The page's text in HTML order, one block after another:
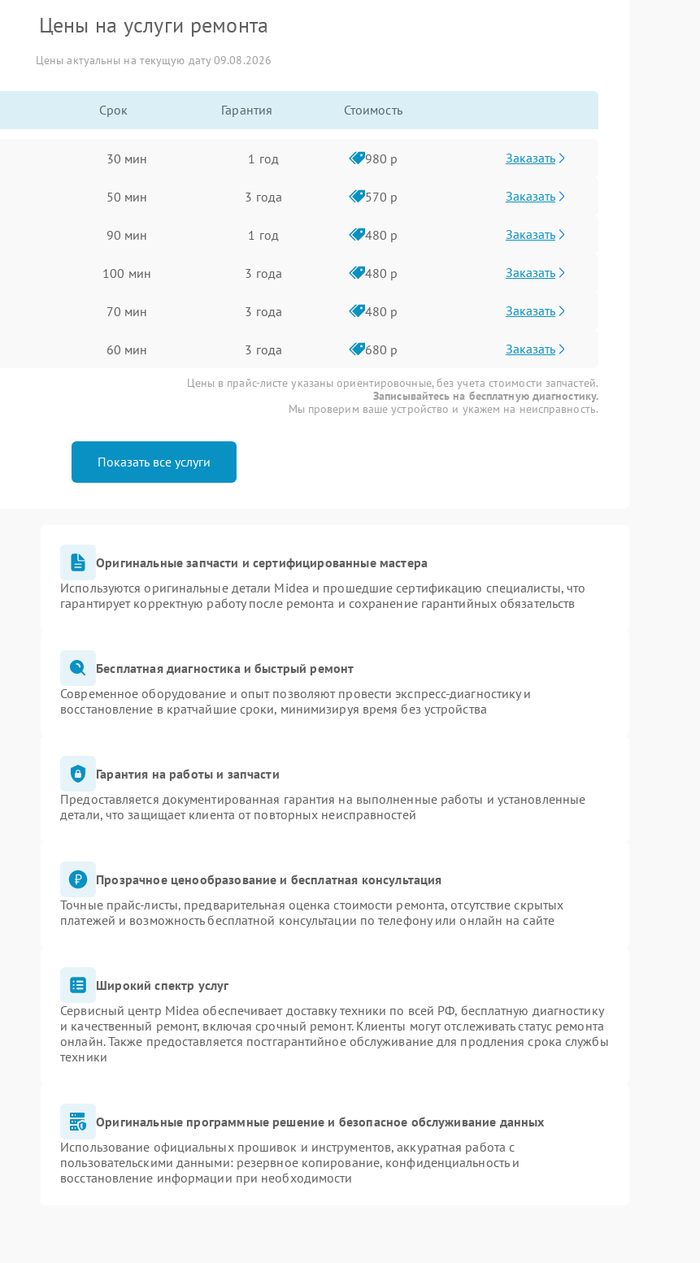
Цены на услуги ремонта
Цены актуальны на текущую дату 09.08.2026
Срок Гарантия Стоимость
30 мин 1 год 980 р Заказать
50 мин 3 года 570 р Заказать
90 мин 1 год 480 р Заказать
100 мин 3 года 480 р Заказать
70 мин 3 года 480 р Заказать
60 мин 3 года 680 р Заказать
Цены в прайс-листе указаны ориентировочные, без учета стоимости запчастей.
Записывайтесь на бесплатную диагностику.
Мы проверим ваше устройство и укажем на неисправность.
Показать все услуги
Оригинальные запчасти и сертифицированные мастера
Используются оригинальные детали Midea и прошедшие сертификацию специалисты, что
гарантирует корректную работу после ремонта и сохранение гарантийных обязательств
Бесплатная диагностика и быстрый ремонт
Современное оборудование и опыт позволяют провести экспресс-диагностику и
восстановление в кратчайшие сроки, минимизируя время без устройства
Гарантия на работы и запчасти
Предоставляется документированная гарантия на выполненные работы и установленные
детали, что защищает клиента от повторных неисправностей
Прозрачное ценообразование и бесплатная консультация
Точные прайс-листы, предварительная оценка стоимости ремонта, отсутствие скрытых
платежей и возможность бесплатной консультации по телефону или онлайн на сайте
Широкий спектр услуг
Сервисный центр Midea обеспечивает доставку техники по всей РФ, бесплатную диагностику
и качественный ремонт, включая срочный ремонт. Клиенты могут отслеживать статус ремонта
онлайн. Также предоставляется постгарантийное обслуживание для продления срока службы
техники
Оригинальные программные решение и безопасное обслуживание данных
Использование официальных прошивок и инструментов, аккуратная работа с
пользовательскими данными: резервное копирование, конфиденциальность и
восстановление информации при необходимости